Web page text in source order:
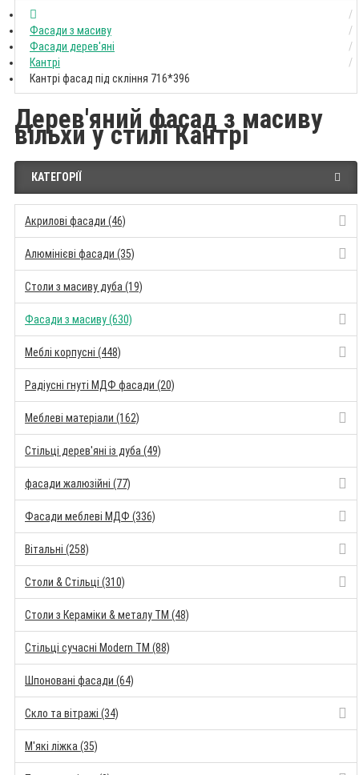
Фасади з масиву
Фасади дерев'яні
Кантрі
Кантрі фасад під скління 716*396
Дерев'яний фасад з масиву
вільхи у стилі Кантрі
КАТЕГОРІЇ
Акрилові фасади (46)
Алюмінієві фасади (35)
Столи з масиву дуба (19)
Фасади з масиву (630)
Меблі корпусні (448)
Радіусні гнуті МДФ фасади (20)
Меблеві матеріали (162)
Стільці дерев'яні із дуба (49)
фасади жалюзійні (77)
Фасади меблеві МДФ (336)
Вітальні (258)
Столи & Стільці (310)
Столи з Кераміки & металу TM (48)
Стільці сучасні Modern TM (88)
Шпоновані фасади (64)
Скло та вітражі (34)
М'які ліжка (35)